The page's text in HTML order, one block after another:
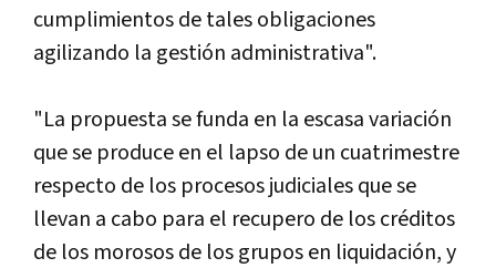
cumplimientos de tales obligaciones
agilizando la gestión administrativa".
"La propuesta se funda en la escasa variación
que se produce en el lapso de un cuatrimestre
respecto de los procesos judiciales que se
llevan a cabo para el recupero de los créditos
de los morosos de los grupos en liquidación, y